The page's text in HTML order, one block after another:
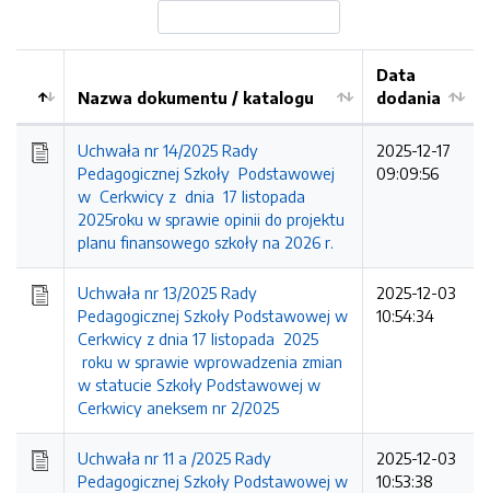
Kolejność
Nazwa dokumentu / katalogu
Data
dodania
Uchwała nr 14/2025 Rady
Pedagogicznej Szkoły Podstawowej
w Cerkwicy z dnia 17 listopada
2025roku w sprawie opinii do projektu
planu finansowego szkoły na 2026 r.
2025-12-17
09:09:56
Uchwała nr 13/2025 Rady
Pedagogicznej Szkoły Podstawowej w
Cerkwicy z dnia 17 listopada 2025
roku w sprawie wprowadzenia zmian
w statucie Szkoły Podstawowej w
Cerkwicy aneksem nr 2/2025
2025-12-03
10:54:34
Uchwała nr 11 a /2025 Rady
Pedagogicznej Szkoły Podstawowej w
2025-12-03
10:53:38